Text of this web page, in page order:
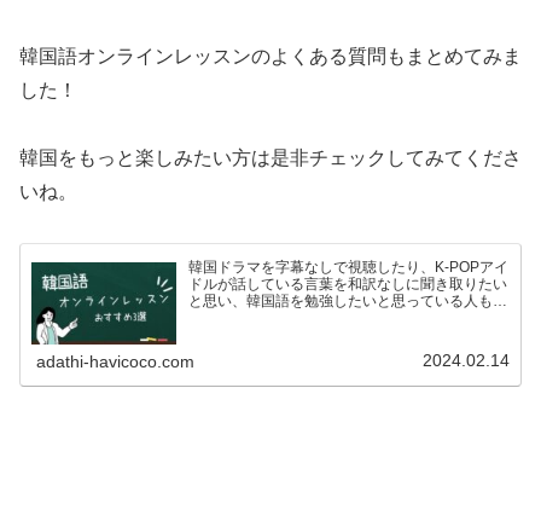
韓国語オンラインレッスンのよくある質問もまとめてみま
した！
韓国をもっと楽しみたい方は是非チェックしてみてくださ
いね。
韓国ドラマを字幕なしで視聴したり、K-POPアイ
ドルが話している言葉を和訳なしに聞き取りたい
と思い、韓国語を勉強したいと思っている人も多
adathi-havicoco.com 2024.02.14